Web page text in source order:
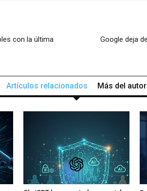
con la última
Google deja
Artículos relacionados Más del autor